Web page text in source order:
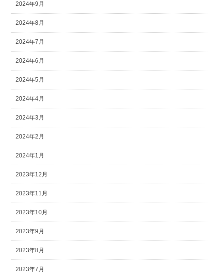
2024年9月
2024年8月
2024年7月
2024年6月
2024年5月
2024年4月
2024年3月
2024年2月
2024年1月
2023年12月
2023年11月
2023年10月
2023年9月
2023年8月
2023年7月